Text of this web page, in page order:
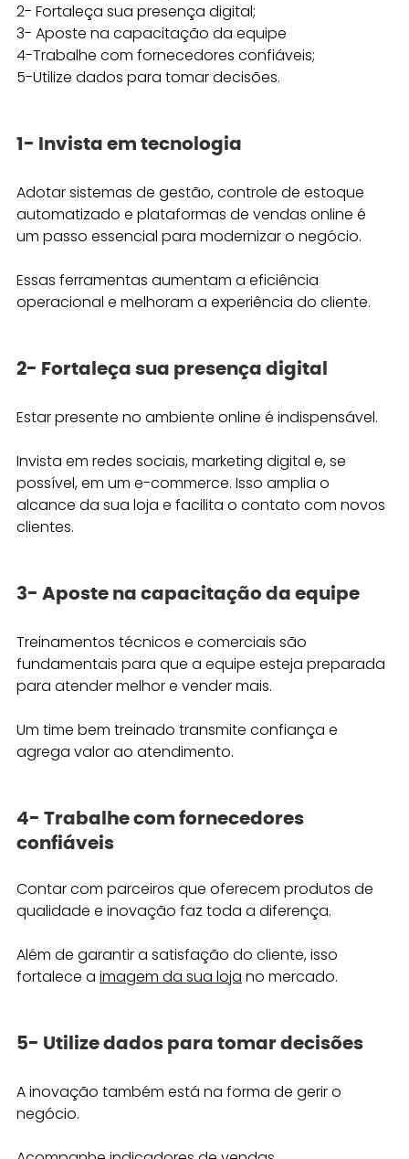
2- Fortaleça sua presença digital;
3- Aposte na capacitação da equipe
4-Trabalhe com fornecedores confiáveis;
5-Utilize dados para tomar decisões.
1- Invista em tecnologia
Adotar sistemas de gestão, controle de estoque
automatizado e plataformas de vendas online é
um passo essencial para modernizar o negócio.
Essas ferramentas aumentam a eficiência
operacional e melhoram a experiência do cliente.
2- Fortaleça sua presença digital
Estar presente no ambiente online é indispensável.
Invista em redes sociais, marketing digital e, se
possível, em um e-commerce. Isso amplia o
alcance da sua loja e facilita o contato com novos
clientes.
3- Aposte na capacitação da equipe
Treinamentos técnicos e comerciais são
fundamentais para que a equipe esteja preparada
para atender melhor e vender mais.
Um time bem treinado transmite confiança e
agrega valor ao atendimento.
4- Trabalhe com fornecedores
confiáveis
Contar com parceiros que oferecem produtos de
qualidade e inovação faz toda a diferença.
Além de garantir a satisfação do cliente, isso
fortalece a imagem da sua loja no mercado.
5- Utilize dados para tomar decisões
A inovação também está na forma de gerir o
negócio.